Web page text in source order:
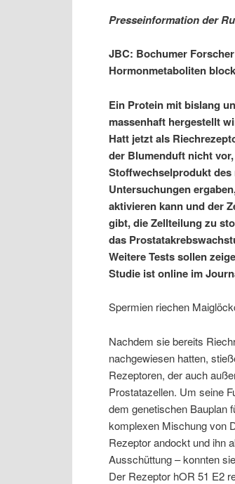
Presseinformation der
JBC: Bochumer
Hormonmetaboliten
Ein Protein mit bislang
massenhaft hergestellt
Hatt jetzt als
der Blumenduft nicht
Stoffwechselprodukt des
Untersuchungen
aktivieren kann und der
gibt, die Zellteilung zu
das
Weitere Tests sollen
Studie ist online im
Spermien riechen
Nachdem sie bereits
nachgewiesen hatten,
Rezeptoren, der auch
Prostatazellen. Um seine
dem genetischen Bauplan
komplexen Mischung von
Rezeptor andockt und ihn
Ausschüttung – konnten
Der Rezeptor hOR 51 E2